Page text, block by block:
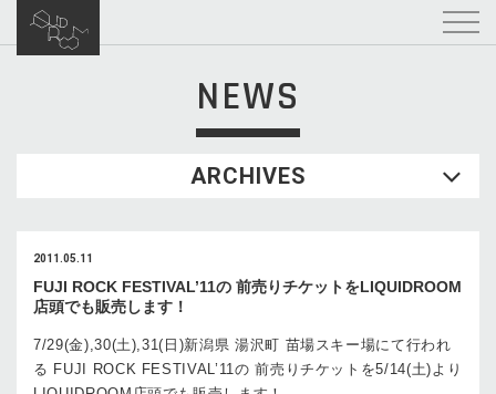
NEWS
ARCHIVES
2011.05.11
FUJI ROCK FESTIVAL’11の 前売りチケットをLIQUIDROOM
店頭でも販売します！
7/29(金),30(土),31(日)新潟県 湯沢町 苗場スキー場にて行われ
る FUJI ROCK FESTIVAL’11の 前売りチケットを5/14(土)より